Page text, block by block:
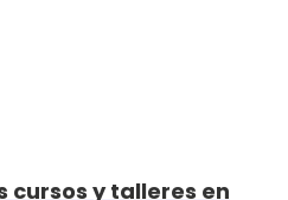
cursos y talleres en